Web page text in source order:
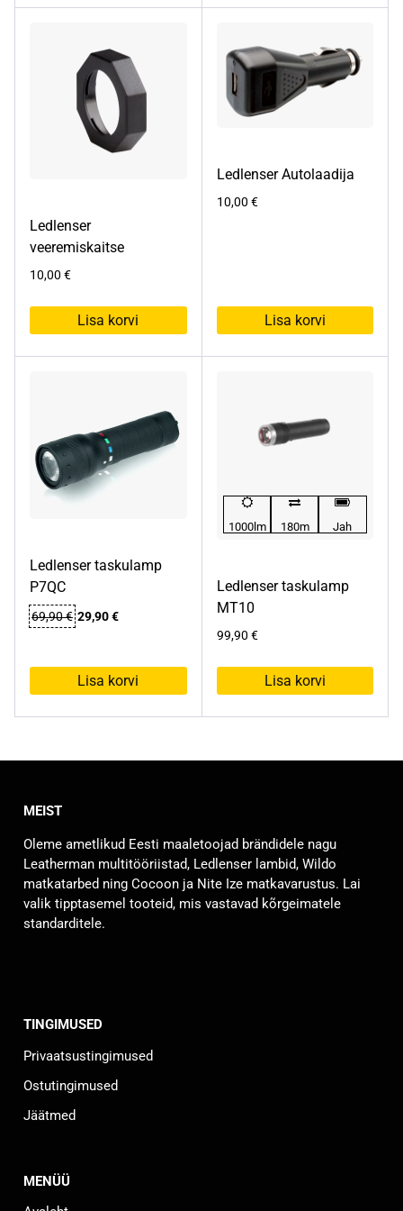
mitu
varianti.
Valikuid
tootelehel.
Ledlenser
veeremiskaitse
10,00 €
Lisa korvi
Ledlenser Autolaadija
10,00 €
Lisa korvi
Ledlenser taskulamp
P7QC
69,90€ Algne
69,90 €.
29,90€Praegune
29,90 €.
Lisa korvi
1000lm 180m Jah
Ledlenser taskulamp
MT10
99,90 €
Lisa korvi
MEIST
Oleme ametlikud Eesti maaletoojad brändidele nagu
Leatherman multitööriistad, Ledlenser lambid, Wildo
matkatarbed ning Cocoon ja Nite Ize matkavarustus. Lai
valik tipptasemel tooteid, mis vastavad kõrgeimatele
standarditele.
TINGIMUSED
Privaatsustingimused
Ostutingimused
Jäätmed
MENÜÜ